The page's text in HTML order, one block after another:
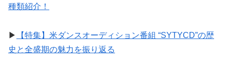
種類紹介！
▶︎
【特集】米ダンスオーディション番組 “SYTYCD”の歴
史と全盛期の魅力を振り返る